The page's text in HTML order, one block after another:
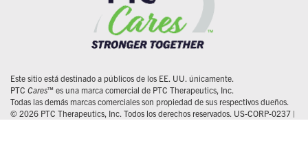
Este sitio está destinado a públicos de los EE. UU. únicamente.
PTC Cares™ es una marca comercial de PTC Therapeutics, Inc.
Todas las demás marcas comerciales son propiedad de sus respectivos dueños.
© 2026 PTC Therapeutics, Inc. Todos los derechos reservados. US-CORP-0237 |